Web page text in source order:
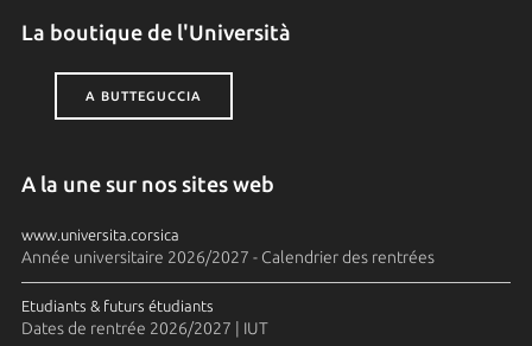
La boutique de l'Università
A BUTTEGUCCIA
A la une sur nos sites web
www.universita.corsica
Année universitaire 2026/2027 - Calendrier des rentrées
Etudiants & futurs étudiants
Dates de rentrée 2026/2027 | IUT